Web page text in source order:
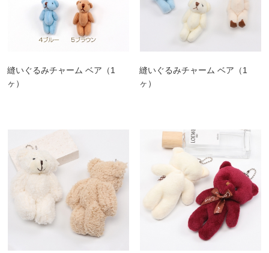
縫いぐるみチャーム ベア（1
ヶ）
縫いぐるみチャーム ベア（1
ヶ）